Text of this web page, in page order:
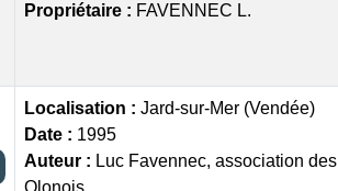
Propriétaire : FAVENNEC L.
Localisation : Jard-sur-Mer (Vendée)
Date : 1995
Auteur : Luc Favennec, association des
Olonois